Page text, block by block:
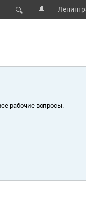
🔍 🔔
рабочие вопросы.